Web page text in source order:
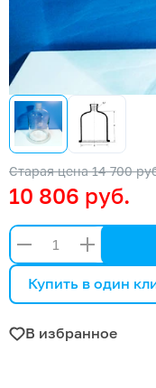
Старая цена14 700
10 806 руб.
Купить в один
В избранное